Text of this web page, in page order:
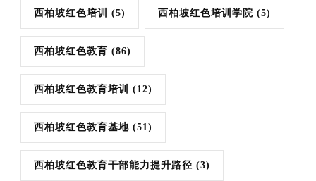
西柏坡红色培训 (5) 西柏坡红色培训学院 (5)
西柏坡红色教育 (86)
西柏坡红色教育培训 (12)
西柏坡红色教育基地 (51)
西柏坡红色教育干部能力提升路径 (3)